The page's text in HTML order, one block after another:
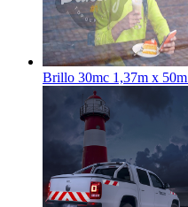
Brillo 30mc 1,37m x 50m